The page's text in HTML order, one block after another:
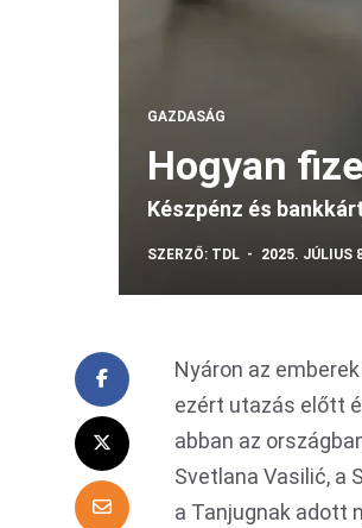
GAZDASÁG
Hogyan
Készpénz és
SZERZŐ: TDL 2025. JÚLIUS
Nyáron az
ezért utazás előtt
abban az
Svetlana Vasilić, a
a Tanjugnak adott